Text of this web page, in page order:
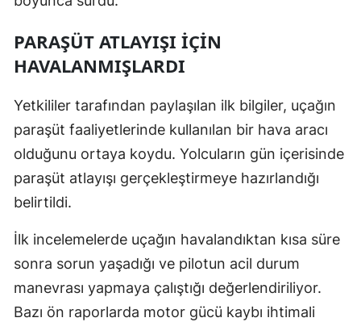
PARAŞÜT ATLAYIŞI İÇIN
HAVALANMIŞLARDI
Yetkililer tarafından paylaşılan ilk bilgiler, uçağın
paraşüt faaliyetlerinde kullanılan bir hava aracı
olduğunu ortaya koydu. Yolcuların gün içerisinde
paraşüt atlayışı gerçekleştirmeye hazırlandığı
belirtildi.
İlk incelemelerde uçağın havalandıktan kısa süre
sonra sorun yaşadığı ve pilotun acil durum
manevrası yapmaya çalıştığı değerlendiriliyor.
Bazı ön raporlarda motor gücü kaybı ihtimali